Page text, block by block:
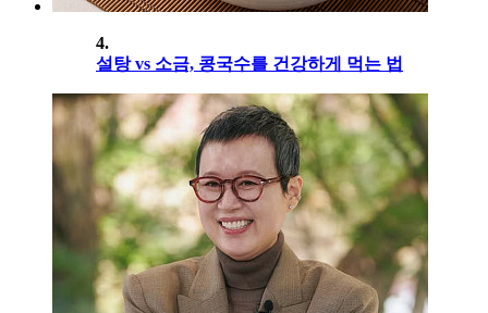
4.
설탕 vs 소금, 콩국수를 건강하게 먹는 법